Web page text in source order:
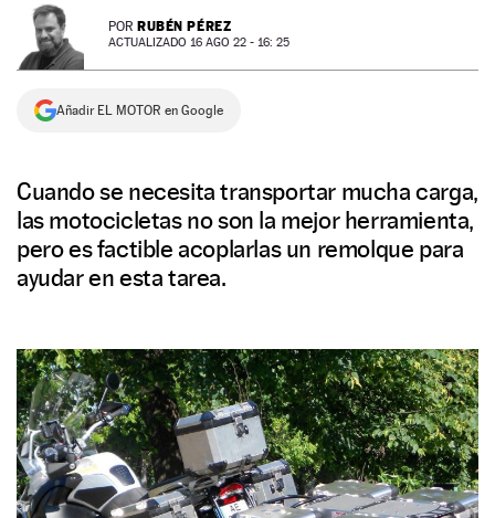
PREMIOS
SERVICIOS
POR RUBÉN PÉREZ
ACTUALIZADO 16 AGO 22 - 16: 25
Añadir EL MOTOR en Google
Cuando se necesita transportar mucha carga,
las motocicletas no son la mejor herramienta,
pero es factible acoplarlas un remolque para
ayudar en esta tarea.